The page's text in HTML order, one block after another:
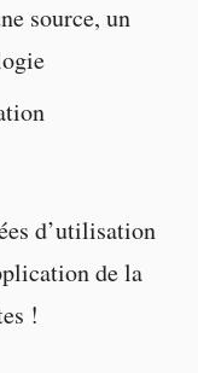
source, un
d’utilisation
de la
!